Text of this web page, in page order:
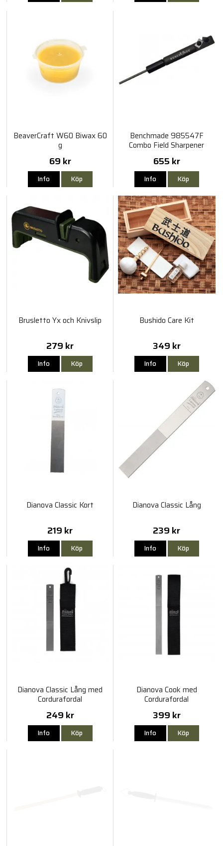
BeaverCraft W60 Biwax 60
g
69 kr
Info Köp
Benchmade 985547F
Combo Field Sharpener
655 kr
Info Köp
Brusletto Yx och Knivslip
279 kr
Info Köp
Bushido Care Kit
349 kr
Info Köp
Dianova Classic Kort
219 kr
Info Köp
Dianova Classic Lång
239 kr
Info Köp
Dianova Classic Lång med
Cordurafordal
249 kr
Info Köp
Dianova Cook med
Cordurafordal
399 kr
Info Köp